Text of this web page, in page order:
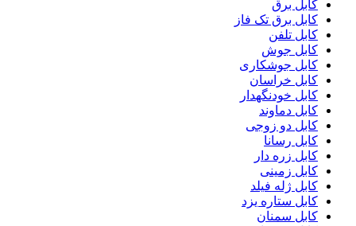
کابل برق
کابل برق تک فاز
کابل تلفن
کابل جوش
کابل جوشکاری
کابل خراسان
کابل خودنگهدار
کابل دماوند
کابل دو زوجی
کابل رسانا
کابل زره دار
کابل زمینی
کابل ژله فیلد
کابل ستاره یزد
کابل سمنان